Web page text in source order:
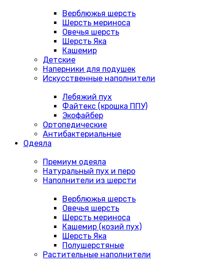
Верблюжья шерсть
Шерсть мериноса
Овечья шерсть
Шерсть Яка
Кашемир
Детские
Наперники для подушек
Искусственные наполнители
Лебяжий пух
Файтекс (крошка ППУ)
Экофайбер
Ортопедические
Антибактериальные
Одеяла
Премиум одеяла
Натуральный пух и перо
Наполнители из шерсти
Верблюжья шерсть
Овечья шерсть
Шерсть мериноса
Кашемир (козий пух)
Шерсть Яка
Полушерстяные
Растительные наполнители